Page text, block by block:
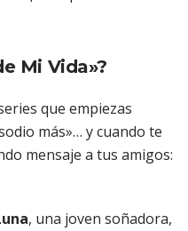
Mi Vida»?
que empiezas
más»… y cuando te
mensaje a tus amigos:
, una joven soñadora,